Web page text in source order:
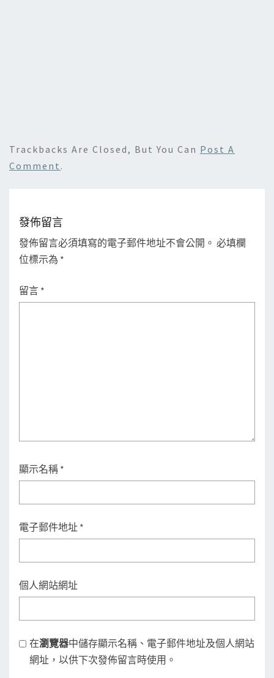
Trackbacks Are Closed, But You Can Post A
Comment .
發佈留言
發佈留言必須填寫的電子郵件地址不會公開。 必填欄
位標示為 *
留言 *
顯示名稱 *
電子郵件地址 *
個人網站網址
在瀏覽器中儲存顯示名稱、電子郵件地址及個人網站
網址，以供下次發佈留言時使用。